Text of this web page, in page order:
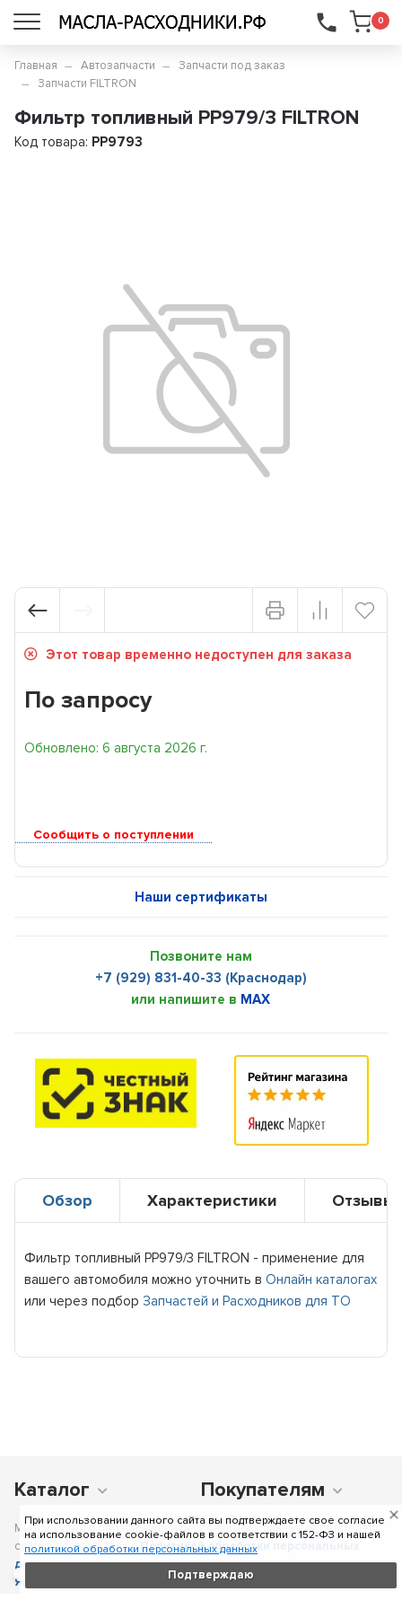
При использовании данного сайта вы подтверждаете свое согласие
на использование cookie-файлов в соответствии c 152-ФЗ и нашей
политикой обработки персональных данных
Подтверждаю
0
...
Главная Автозапчасти
Запчасти под заказ
Запчасти FILTRON
Фильтр топливный PP979/3 FILTRON
Код товара: PP9793
Этот товар временно недоступен для заказа
По запросу
Обновлено: 6 августа 2026 г.
Сообщить о поступлении
Наши сертификаты
Позвоните нам
+7 (929) 831-40-33 (Краснодар)
или напишите в MAX
Обзор Характеристики Отзывы
Фильтр топливный PP979/3 FILTRON - применение для
вашего автомобиля можно уточнить вОнлайн каталогах
или через подбор Запчастей и Расходников для ТО
Каталог Покупателям
Мы получаем и обрабатываем персональные данные посетителей
сайта в соответствии с Политикой обработки персональных
данных, в том числе с использованием сервиса аналитики
Яндекс.Метрика
. Отправка персональных данных с помощью